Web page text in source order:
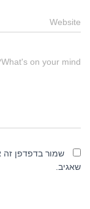
Website
What's on your mind?
שמור בדפדפן
שאגיב.